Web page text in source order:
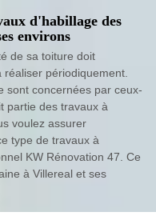
d'habillage des
environs
de sa toiture doit
réaliser périodiquement.
sont concernées par ceux-
partie des travaux à
voulez assurer
type de travaux à
KW Rénovation 47. Ce
à Villereal et ses